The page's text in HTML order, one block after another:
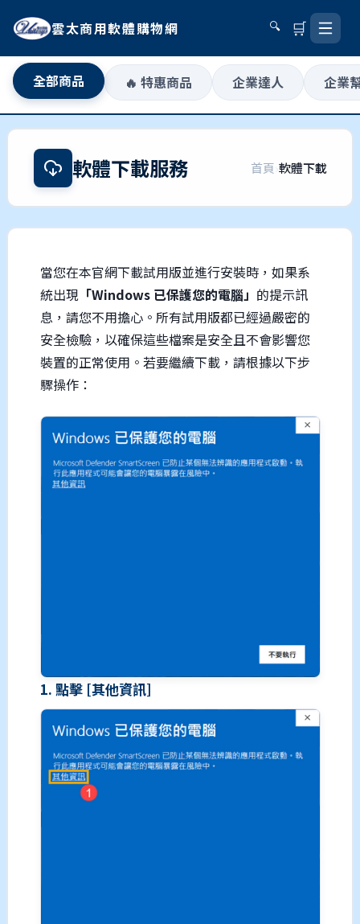
雲太商用軟體購物網 🔍 🛒
全部商品 🔥 特惠商品 企業達人 企業
軟體下載服務 首頁›軟體下載
當您在本官網下載試用版並進行安裝時，如果系
統出現 「Windows 已保護您的電腦」 的提示訊
息，請您不用擔心。所有試用版都已經過嚴密的
安全檢驗，以確保這些檔案是安全且不會影響您
裝置的正常使用。若要繼續下載，請根據以下步
驟操作：
1. 點擊 [其他資訊]